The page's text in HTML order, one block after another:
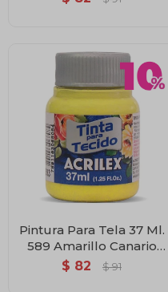
Pintura Para Tela 37 Ml.
589 Amarillo Canario
Acrilex
$ 82 $ 91